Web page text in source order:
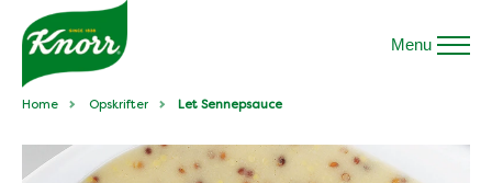
Menu
Home Opskrifter Let Sennepsauce